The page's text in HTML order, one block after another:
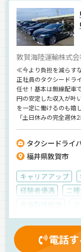
敦賀海陸運輸株式会
≪今より負担を減らす
正社員のタクシードラ
任せ！基本は無線配車
円の安定した収入が叶
を一定に働けるのも嬉
「土日休みの完全週
タクシードライ
福井県敦賀市
キャリアアップ
経験者優遇
二
有給休暇
健康
労災保険
交通費
真夜中
電話